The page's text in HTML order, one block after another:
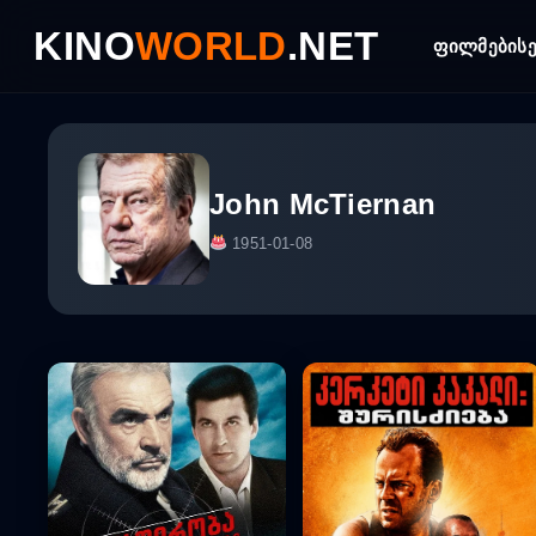
contentKINOWORLD.NET ფილმები
John McTiernan
1951-01-08